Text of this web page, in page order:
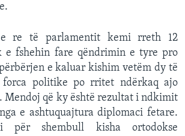
e re të parlamentit kemi rreth 12
e fshehin fare qëndrimin e tyre pro
e kaluar kishim vetëm dy të
politike po rritet ndërkaq ajo
Mendoj që ky është rezultat i ndkimit
e ashtuquajtura diplomaci fetare.
për shembull kisha ortodokse